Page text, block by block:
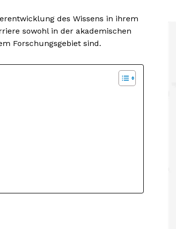
des Wissens in ihrem
sowohl in der akademischen
Forschungsgebiet sind.